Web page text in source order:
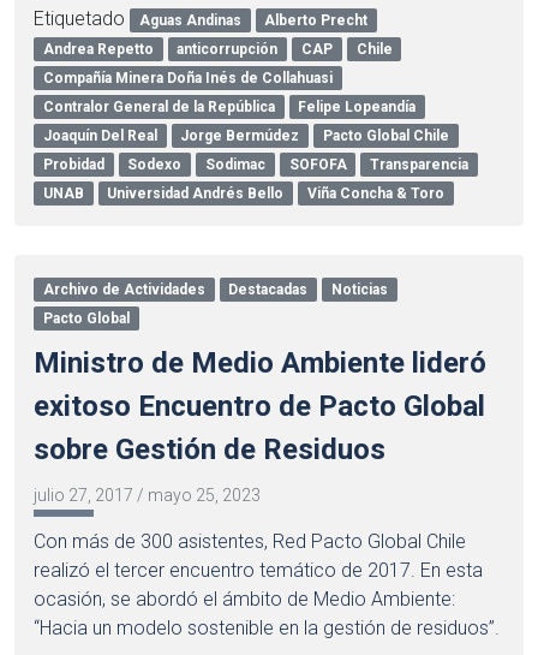
Etiquetado Aguas Andinas
Alberto Precht
Andrea Repetto
anticorrupción CAP
Chile
Compañía Minera Doña Inés de Collahuasi
Contralor General de la República
Felipe Lopeandía
Joaquín Del Real
Jorge Bermúdez
Pacto Global Chile
Probidad
Sodexo Sodimac SOFOFA
Transparencia
UNAB
Universidad Andrés Bello Viña Concha & Toro
Archivo de Actividades Destacadas
Noticias
Pacto Global
Ministro de Medio Ambiente lideró
exitoso Encuentro de Pacto Global
sobre Gestión de Residuos
julio 27, 2017 / mayo 25, 2023
Con más de 300 asistentes, Red Pacto Global Chile
realizó el tercer encuentro temático de 2017. En esta
ocasión, se abordó el ámbito de Medio Ambiente:
“Hacia un modelo sostenible en la gestión de residuos”.